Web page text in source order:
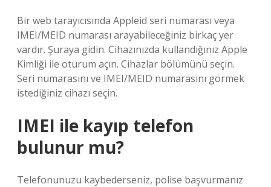
Bir web tarayıcısında Appleid seri numarası veya
IMEI/MEID numarası arayabileceğiniz birkaç yer
vardır. Şuraya gidin. Cihazınızda kullandığınız Apple
Kimliği ile oturum açın. Cihazlar bölümünü seçin.
Seri numarasını ve IMEI/MEID numarasını görmek
istediğiniz cihazı seçin.
IMEI ile kayıp telefon
bulunur mu?
Telefonunuzu kaybederseniz, polise başvurmanız